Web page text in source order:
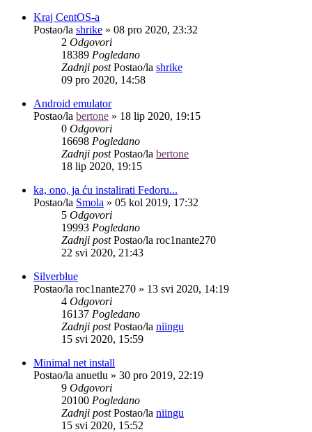
Kraj CentOS-a
Postao/la shrike » 08 pro 2020, 23:32
2 Odgovori
18389 Pogledano
Zadnji postPostao/la shrike
09 pro 2020, 14:58
Android emulator
Postao/la bertone » 18 lip 2020, 19:15
0 Odgovori
16698 Pogledano
Zadnji postPostao/la bertone
18 lip 2020, 19:15
ka, ono, ja ću instalirati Fedoru...
Postao/la Smola » 05 kol 2019, 17:32
5 Odgovori
19993 Pogledano
Zadnji postPostao/la roc1nante270
22 svi 2020, 21:43
Silverblue
Postao/la roc1nante270 » 13 svi 2020, 14:19
4 Odgovori
16137 Pogledano
Zadnji postPostao/la niingu
15 svi 2020, 15:59
Minimal net install
Postao/la anuetlu » 30 pro 2019, 22:19
9 Odgovori
20100 Pogledano
Zadnji postPostao/la niingu
15 svi 2020, 15:52